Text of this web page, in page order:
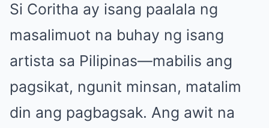
Si Coritha ay isang paalala ng
masalimuot na buhay ng isang
artista sa Pilipinas—mabilis ang
pagsikat, ngunit minsan, matalim
din ang pagbagsak. Ang awit na